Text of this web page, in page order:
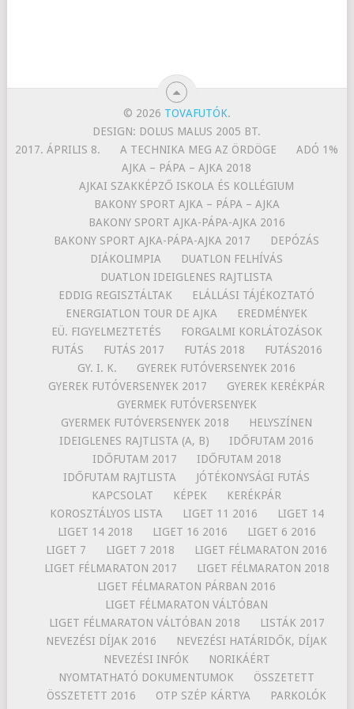
© 2026 TOVAFUTÓK.
DESIGN: DOLUS MALUS 2005 BT.
2017. ÁPRILIS 8.
A TECHNIKA MEG AZ ÖRDÖGE
ADÓ 1%
AJKA – PÁPA – AJKA 2018
AJKAI SZAKKÉPZŐ ISKOLA ÉS KOLLÉGIUM
BAKONY SPORT AJKA – PÁPA – AJKA
BAKONY SPORT AJKA-PÁPA-AJKA 2016
BAKONY SPORT AJKA-PÁPA-AJKA 2017
DEPÓZÁS
DIÁKOLIMPIA
DUATLON FELHÍVÁS
DUATLON IDEIGLENES RAJTLISTA
EDDIG REGISZTÁLTAK
ELÁLLÁSI TÁJÉKOZTATÓ
ENERGIATLON TOUR DE AJKA
EREDMÉNYEK
EÜ. FIGYELMEZTETÉS
FORGALMI KORLÁTOZÁSOK
FUTÁS
FUTÁS 2017 FUTÁS 2018
FUTÁS2016
GY. I. K.
GYEREK FUTÓVERSENYEK 2016
GYEREK FUTÓVERSENYEK 2017
GYEREK KERÉKPÁR
GYERMEK FUTÓVERSENYEK
GYERMEK FUTÓVERSENYEK 2018
HELYSZÍNEN
IDEIGLENES RAJTLISTA (A, B)
IDŐFUTAM 2016
IDŐFUTAM 2017
IDŐFUTAM 2018
IDŐFUTAM RAJTLISTA
JÓTÉKONYSÁGI FUTÁS
KAPCSOLAT
KÉPEK
KERÉKPÁR
KOROSZTÁLYOS LISTA
LIGET 11 2016
LIGET 14
LIGET 14 2018
LIGET 16 2016
LIGET 6 2016
LIGET 7
LIGET 7 2018
LIGET FÉLMARATON 2016
LIGET FÉLMARATON 2017
LIGET FÉLMARATON 2018
LIGET FÉLMARATON PÁRBAN 2016
LIGET FÉLMARATON VÁLTÓBAN
LIGET FÉLMARATON VÁLTÓBAN 2018
LISTÁK 2017
NEVEZÉSI DÍJAK 2016
NEVEZÉSI HATÁRIDŐK, DÍJAK
NEVEZÉSI INFÓK
NORIKÁÉRT
NYOMTATHATÓ DOKUMENTUMOK
ÖSSZETETT
ÖSSZETETT 2016
OTP SZÉP KÁRTYA
PARKOLÓK